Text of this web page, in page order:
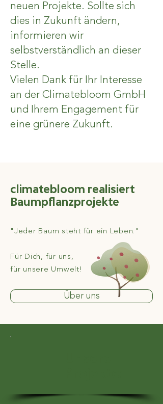
neuen Projekte. Sollte sich
dies in Zukunft ändern,
informieren wir
selbstverständlich an dieser
Stelle.
Vielen Dank für Ihr Interesse
an der Climatebloom GmbH
und Ihrem Engagement für
eine grünere Zukunft.
climatebloom realisiert
Baumpflanzprojekte
"Jeder Baum steht für ein Leben."
Für Dich, für uns,
für unsere Umwelt!
Über uns